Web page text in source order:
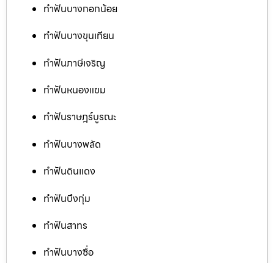
ทำฟันบางกอกน้อย
ทำฟันบางขุนเทียน
ทำฟันภาษีเจริญ
ทำฟันหนองแขม
ทำฟันราษฎร์บูรณะ
ทำฟันบางพลัด
ทำฟันดินแดง
ทำฟันบึงกุ่ม
ทำฟันสาทร
ทำฟันบางซื่อ